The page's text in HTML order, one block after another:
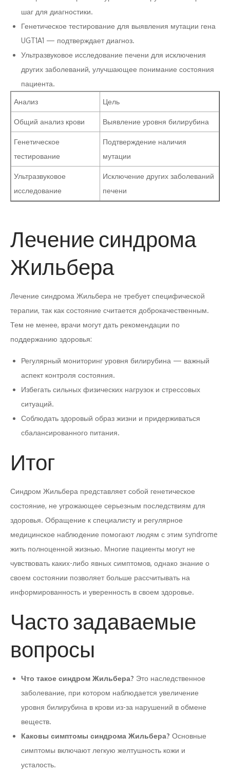
шаг для диагностики.
Генетическое тестирование для выявления мутации гена
UGT1A1 — подтверждает диагноз.
Ультразвуковое исследование печени для исключения
других заболеваний, улучшающее понимание состояния
пациента.
Анализ Цель
Общий анализ крови Выявление уровня билирубина
Генетическое
тестирование
Подтверждение наличия
мутации
Ультразвуковое
исследование
Исключение других заболеваний
печени
Лечение синдрома
Жильбера
Лечение синдрома Жильбера не требует специфической
терапии, так как состояние считается доброкачественным.
Тем не менее, врачи могут дать рекомендации по
поддержанию здоровья:
Регулярный мониторинг уровня билирубина — важный
аспект контроля состояния.
Избегать сильных физических нагрузок и стрессовых
ситуаций.
Соблюдать здоровый образ жизни и придерживаться
сбалансированного питания.
Итог
Синдром Жильбера представляет собой генетическое
состояние, не угрожающее серьезным последствиям для
здоровья. Обращение к специалисту и регулярное
медицинское наблюдение помогают людям с этим syndrome
жить полноценной жизнью. Многие пациенты могут не
чувствовать каких-либо явных симптомов, однако знание о
своем состоянии позволяет больше рассчитывать на
информированность и уверенность в своем здоровье.
Часто задаваемые
вопросы
Что такое синдром Жильбера? Это наследственное
заболевание, при котором наблюдается увеличение
уровня билирубина в крови из-за нарушений в обмене
веществ.
Каковы симптомы синдрома Жильбера? Основные
симптомы включают легкую желтушность кожи и
усталость.